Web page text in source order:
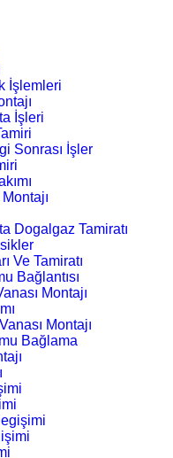
İşlemleri
İşleri
Sonrası İşler
Dogalgaz Tamiratı
Ve Tamiratı
Bağlantısı
Montajı
Montajı
Bağlama